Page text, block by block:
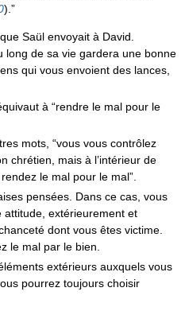
).
Saül envoyait à David.
long de sa vie gardera une bonne
qui vous envoient des lances,
à “rendre le mal pour le
mots, “vous vous contrôlez
chrétien, mais à l’intérieur de
le mal pour le mal”.
pensées. Dans ce cas, vous
extérieurement et
dont vous êtes victime.
le mal par le bien.
extérieurs auxquels vous
pourrez toujours choisir